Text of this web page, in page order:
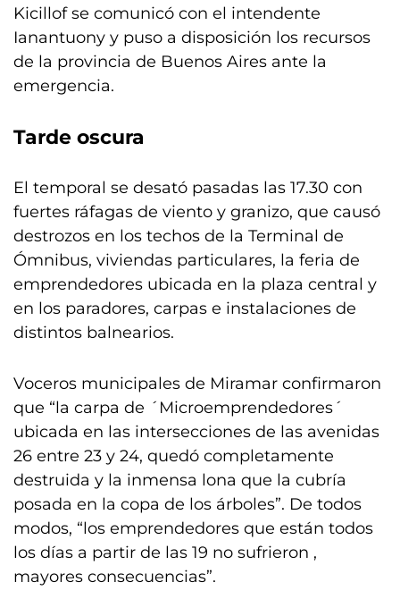
Kicillof se comunicó con el intendente
Ianantuony y puso a disposición los recursos
de la provincia de Buenos Aires ante la
emergencia.
Tarde oscura
El temporal se desató pasadas las 17.30 con
fuertes ráfagas de viento y granizo, que causó
destrozos en los techos de la Terminal de
Ómnibus, viviendas particulares, la feria de
emprendedores ubicada en la plaza central y
en los paradores, carpas e instalaciones de
distintos balnearios.
Voceros municipales de Miramar confirmaron
que “la carpa de ´Microemprendedores´
ubicada en las intersecciones de las avenidas
26 entre 23 y 24, quedó completamente
destruida y la inmensa lona que la cubría
posada en la copa de los árboles”. De todos
modos, “los emprendedores que están todos
los días a partir de las 19 no sufrieron ,
mayores consecuencias”.